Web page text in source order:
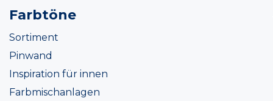
Farbtöne
Sortiment
Pinwand
Inspiration für innen
Farbmischanlagen